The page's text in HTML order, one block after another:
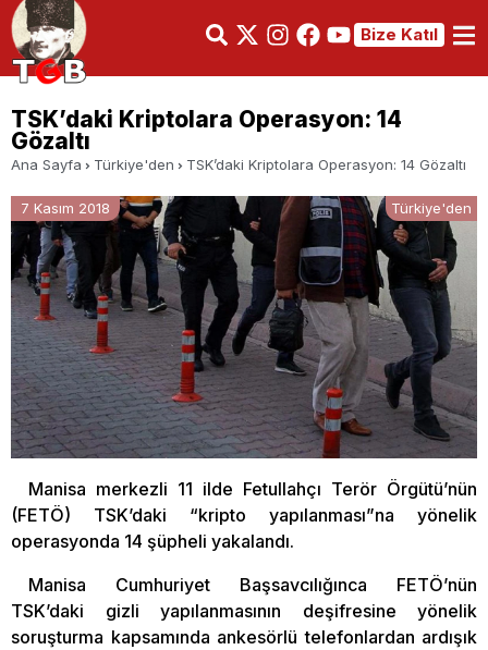
Bize Katıl
TSK’daki Kriptolara Operasyon: 14
Gözaltı
Ana Sayfa Türkiye'den TSK’daki Kriptolara Operasyon: 14 Gözaltı
7 Kasım 2018 Türkiye'den
Manisa merkezli 11 ilde Fetullahçı Terör Örgütü’nün
(FETÖ) TSK’daki “kripto yapılanması”na yönelik
operasyonda 14 şüpheli yakalandı.
Manisa Cumhuriyet Başsavcılığınca FETÖ’nün
TSK’daki gizli yapılanmasının deşifresine yönelik
soruşturma kapsamında ankesörlü telefonlardan ardışık